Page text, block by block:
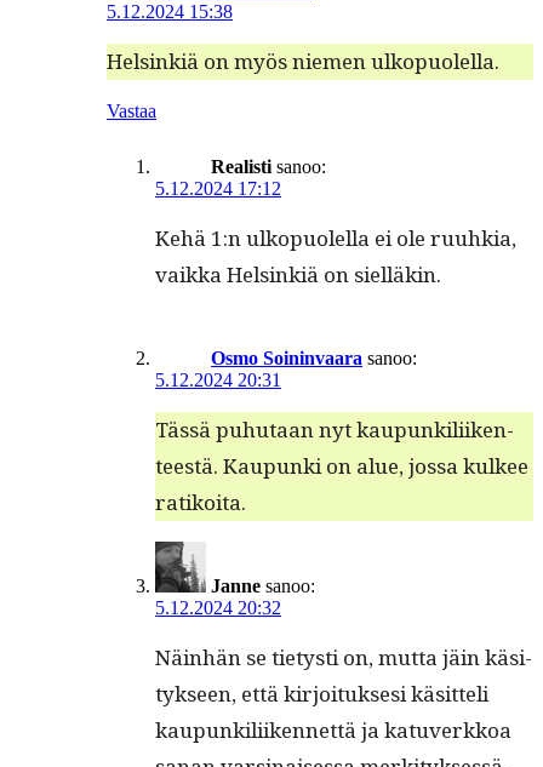
5.12.2024 15:38
Helsinkiä on myös niemen ulkopuolella.
Vastaa
Realisti sanoo:
5.12.2024 17:12
Kehä 1:n ulkop­uolel­la ei ole ruuhkia,
vaik­ka Helsinkiä on sielläkin.
Osmo Soininvaara sanoo:
5.12.2024 20:31
Tässä puhutaan nyt kaupunkili­iken­
teestä. Kaupun­ki on alue, jos­sa kul­kee
ratikoita.
Janne sanoo:
5.12.2024 20:32
Näin­hän se tietysti on, mut­ta jäin käsi­
tyk­seen, että kir­joituk­sesi käsit­teli
kaupunkili­iken­net­tä ja katu­verkkoa